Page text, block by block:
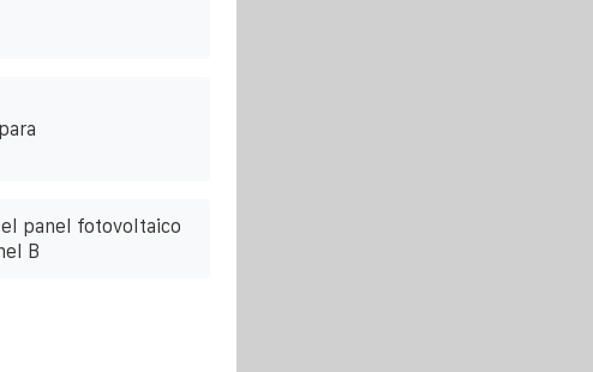
panel fotovoltaico
B